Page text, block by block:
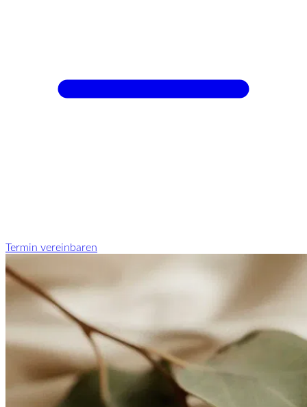
Termin vereinbaren